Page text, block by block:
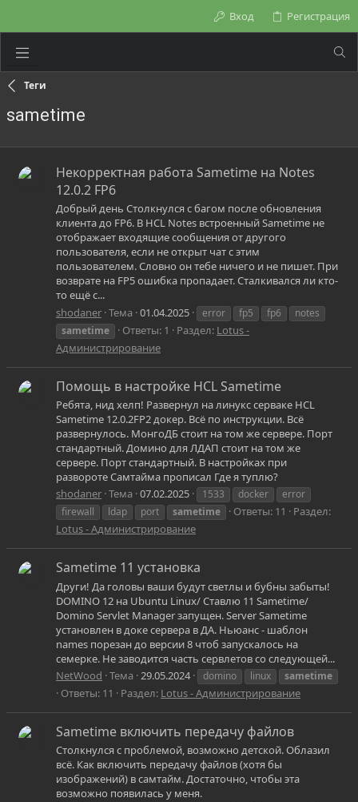
Вход Регистрация
Теги
sametime
Некорректная работа Sametime на Notes
12.0.2 FP6
Добрый день Столкнулся с багом после обновления
клиента до FP6. В HCL Notes встроенный Sametime не
отображает входящие сообщения от другого
пользователя, если не открыт чат с этим
пользователем. Словно он тебе ничего и не пишет. При
возврате на FP5 ошибка пропадает. Сталкивался ли кто-
то ещё с...
shodaner Тема 01.04.2025 error fp5 fp6
notes
sametime
Ответы: 1 Раздел: Lotus -
Администрирование
Помощь в настройке HCL Sametime
Ребята, нид хелп! Развернул на линукс серваке HCL
Sametime 12.0.2FP2 докер. Всё по инструкции. Всё
развернулось. МонгоДБ стоит на том же сервере. Порт
стандартный. Домино для ЛДАП стоит на том же
сервере. Порт стандартный. В настройках при
развороте Самтайма прописал Где я туплю?
shodaner Тема 07.02.2025 1533 docker
error
firewall
ldap port sametime Ответы: 11
Раздел:
Lotus - Администрирование
Sametime 11 установка
Други! Да головы ваши будут светлы и бубны забыты!
DOMINO 12 на Ubuntu Linux/ Ставлю 11 Sametime/
Domino Servlet Manager запущен. Server Sametime
установлен в доке сервера в ДА. Ньюанс - шаблон
names порезан до версии 8 чтоб запускалось на
семерке. Не заводится часть сервлетов со следующей...
NetWood Тема 29.05.2024 domino linux sametime
Ответы: 11 Раздел: Lotus - Администрирование
Sametime включить передачу файлов
Столкнулся с проблемой, возможно детской. Облазил
всё. Как включить передачу файлов (хотя бы
изображений) в самтайм. Достаточно, чтобы эта
возможно появилась у меня.